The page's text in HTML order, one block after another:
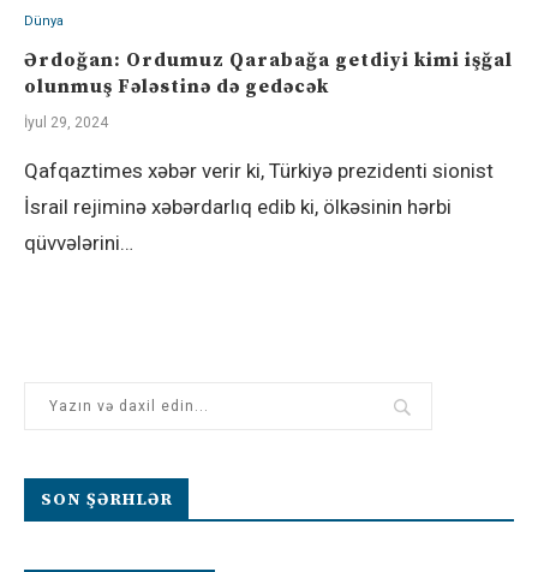
Dünya
Ərdoğan: Ordumuz Qarabağa getdiyi kimi işğal
olunmuş Fələstinə də gedəcək
İyul 29, 2024
Qafqaztimes xəbər verir ki, Türkiyə prezidenti sionist
İsrail rejiminə xəbərdarlıq edib ki, ölkəsinin hərbi
qüvvələrini…
SON ŞƏRHLƏR